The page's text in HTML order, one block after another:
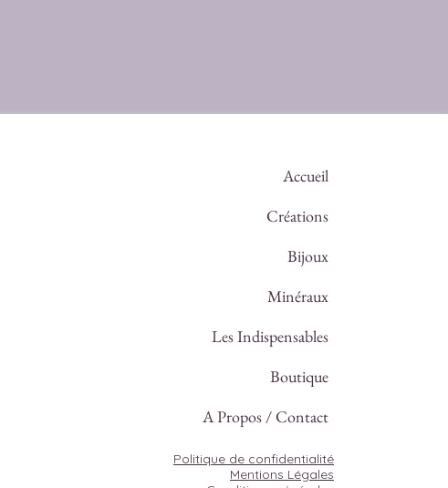
Accueil
Créations
Bijoux
Minéraux
Les Indispensables
Boutique
A Propos / Contact
Politique de confidentialité
Mentions Légales